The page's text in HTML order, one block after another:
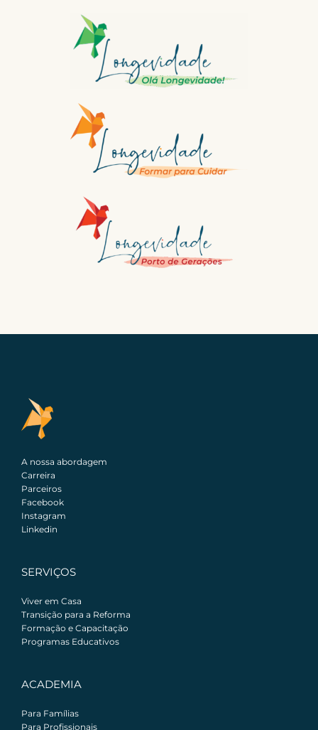
A nossa abordagem
Carreira
Parceiros
Facebook
Instagram
Linkedin
SERVIÇOS
Viver em Casa
Transição para a Reforma
Formação e Capacitação
Programas Educativos
ACADEMIA
Para Famílias
Para Profissionais